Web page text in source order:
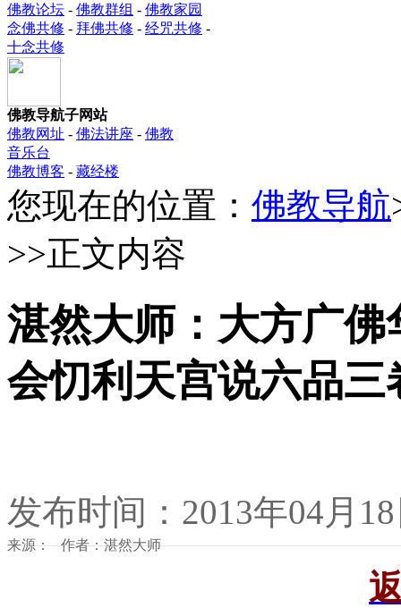
佛教论坛 - 佛教群组 - 佛教家园
念佛共修 - 拜佛共修 - 经咒共修 -
十念共修
佛教导航子网站
佛教网址 - 佛法讲座 - 佛教
音乐台
佛教博客 - 藏经楼
您现在的位置： 佛教导航
>>正文内容
湛然大师：大方广
会忉利天宫说六品三
发布时间：2013年04月
来源： 作者：湛然大师